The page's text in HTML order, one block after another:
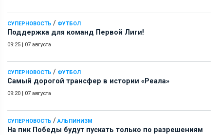
СУПЕРНОВОСТЬ / ФУТБОЛ
Поддержка для команд Первой Лиги!
09:25 07 августа
СУПЕРНОВОСТЬ / ФУТБОЛ
Самый дорогой трансфер в истории «Реала»
09:20 07 августа
СУПЕРНОВОСТЬ /АЛЬПИНИЗМ
На пик Победы будут пускать только по разрешениям